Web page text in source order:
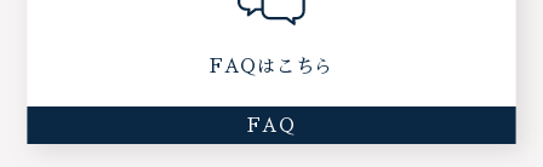
FAQはこちら
FAQ